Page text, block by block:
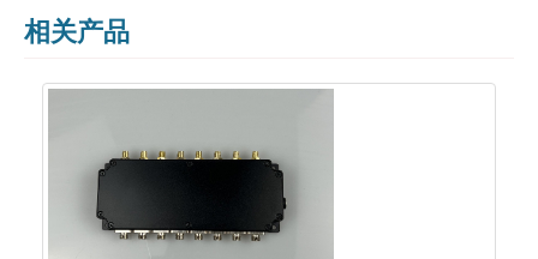
相关产品